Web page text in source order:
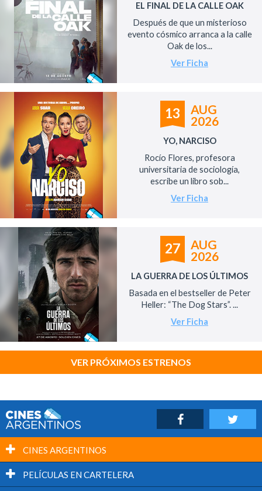
EL FINAL DE LA CALLE OAK
Después de que un misterioso
evento cósmico arranca a la calle
Oak de los...
Ver Ficha
13
AUG
2026
YO, NARCISO
Rocío Flores, profesora
universitaria de sociología,
escribe un libro sob...
Ver Ficha
27
AUG
2026
LA GUERRA DE LOS ÚLTIMOS
Basada en el bestseller de Peter
Heller: “The Dog Stars”. ...
Ver Ficha
VER PRÓXIMOS ESTRENOS
CINES ARGENTINOS
PELÍCULAS EN CARTELERA